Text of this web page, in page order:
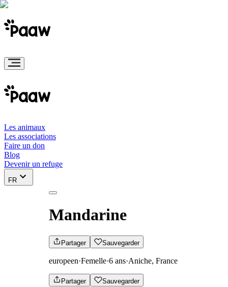
Les animaux
Les associations
Faire un don
Blog
Devenir un refuge
FR
Mandarine
Partager Sauvegarder
europeen·Femelle·6 ans·Aniche, France
Partager Sauvegarder